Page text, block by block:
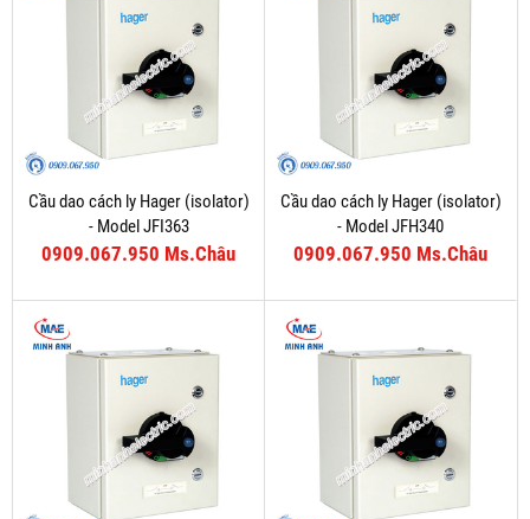
Cầu dao cách ly Hager (isolator)
- Model JFI363
0909.067.950 Ms.Châu
Cầu dao cách ly Hager (isolator)
- Model JFH340
0909.067.950 Ms.Châu